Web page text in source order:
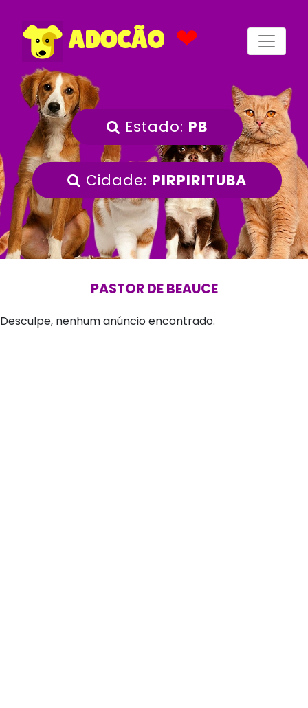
ADOCÃO ❤
Estado: PB
Cidade: PIRPIRITUBA
PASTOR DE BEAUCE
Desculpe, nenhum anúncio encontrado.